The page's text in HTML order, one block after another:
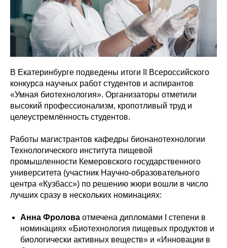
В Екатеринбурге подведены итоги II Всероссийского
конкурса научных работ студентов и аспирантов
«Умная биотехнология». Организаторы отметили
высокий профессионализм, кропотливый труд и
целеустремлённость студентов.
Работы магистрантов кафедры бионанотехнологии
Технологического института пищевой
промышленности Кемеровского государственного
университета (участник Научно-образовательного
центра «Кузбасс») по решению жюри вошли в число
лучших сразу в нескольких номинациях:
Анна Фролова отмечена дипломами I степени в
номинациях «Биотехнология пищевых продуктов и
биологически активных веществ» и «Инновации в